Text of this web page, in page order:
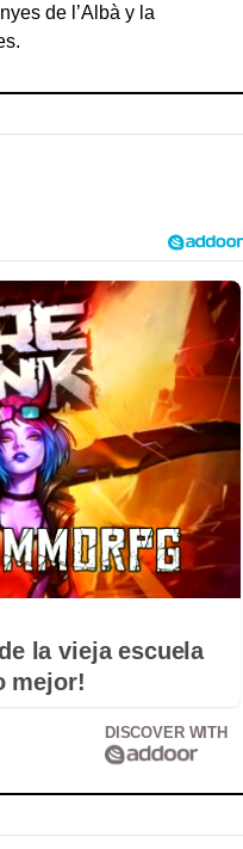
de l’Albà y la
la vieja escuela
mejor!
DISCOVER WITH